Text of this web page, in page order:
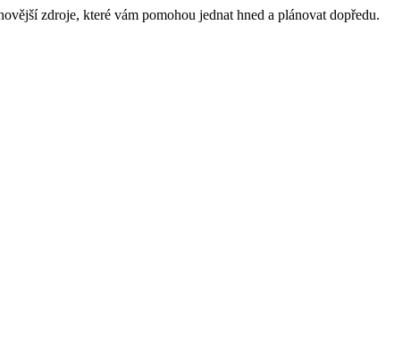
zdroje, které vám pomohou jednat hned a plánovat dopředu.